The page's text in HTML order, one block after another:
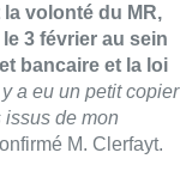
volonté du MR,
3 février au sein
bancaire et la loi
y a eu un petit copier
issus de mon
M. Clerfayt.